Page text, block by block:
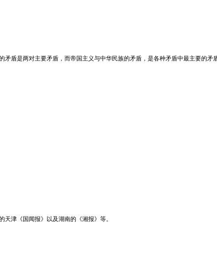
矛盾是两对主要矛盾，而帝国主义与中华民族的矛盾，是各种矛盾中最主要的矛
天津《国闻报》以及湖南的《湘报》等。